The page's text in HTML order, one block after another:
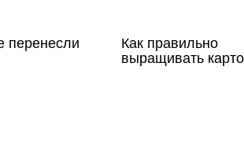
перенесли Как правильно
выращивать